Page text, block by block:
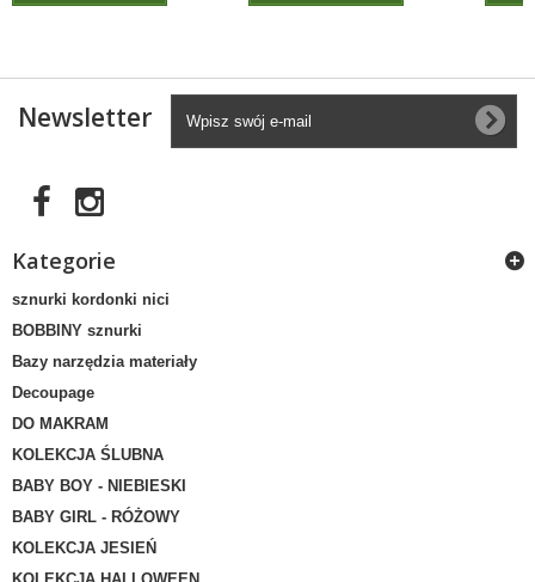
Newsletter
Kategorie
sznurki kordonki nici
BOBBINY sznurki
Bazy narzędzia materiały
Decoupage
DO MAKRAM
KOLEKCJA ŚLUBNA
BABY BOY - NIEBIESKI
BABY GIRL - RÓŻOWY
KOLEKCJA JESIEŃ